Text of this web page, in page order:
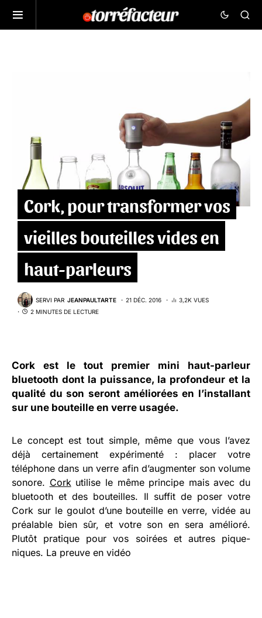
Cork, pour transformer vos
vieilles bouteilles vides en
haut-parleurs
SERVI PAR JEANPAULTARTE 21 DÉC. 2016
3,2K VUES
2 MINUTES DE LECTURE
Cork est le tout premier mini haut-parleur
bluetooth dont la puissance, la profondeur et la
qualité du son seront améliorées en l’installant
sur une bouteille en verre usagée.
Le concept est tout simple, même que vous l’avez
déjà certainement expérimenté : placer votre
téléphone dans un verre afin d’augmenter son volume
sonore. Corkutilise le même principe mais avec du
bluetooth et des bouteilles. Il suffit de poser votre
Cork sur le goulot d’une bouteille en verre, vidée au
préalable bien sûr, et votre son en sera amélioré.
Plutôt pratique pour vos soirées et autres pique-
niques. La preuve en vidéo